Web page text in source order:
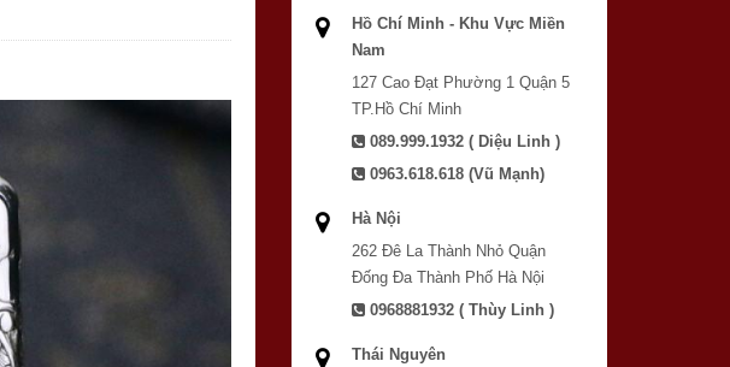
Hồ Chí Minh - Khu Vực Miền
Nam
127 Cao Đạt Phường 1 Quận 5
TP.Hồ Chí Minh
089.999.1932 ( Diệu Linh )
0963.618.618 (Vũ Mạnh)
Hà Nội
262 Đê La Thành Nhỏ Quận
Đống Đa Thành Phố Hà Nội
0968881932 ( Thùy Linh )
Thái Nguyên